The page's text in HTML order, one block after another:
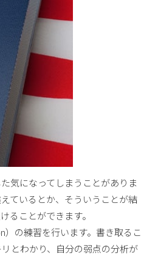
気になってしまうことがありま
ているとか、そういうことが結
ることができます。
の練習を行います。書き取るこ
とわかり、自分の弱点の分析が